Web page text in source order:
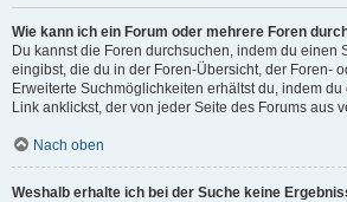
Wie kann ich ein Forum oder mehrere Foren
Du kannst die Foren durchsuchen, indem du einen
eingibst, die du in der Foren-Übersicht, der Foren-
Erweiterte Suchmöglichkeiten erhältst du, indem du
Link anklickst, der von jeder Seite des Forums aus
Nach oben
Weshalb erhalte ich bei der Suche keine